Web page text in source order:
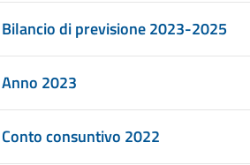
Bilancio di previsione 2023-2025
Anno 2023
Conto consuntivo 2022